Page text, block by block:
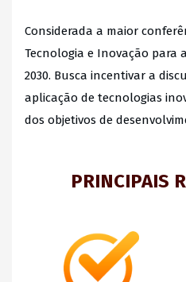
Considerada a maior
Tecnologia e Inovação para
2030. Busca incentivar a
aplicação de tecnologias
dos objetivos de
PRINCIPAIS